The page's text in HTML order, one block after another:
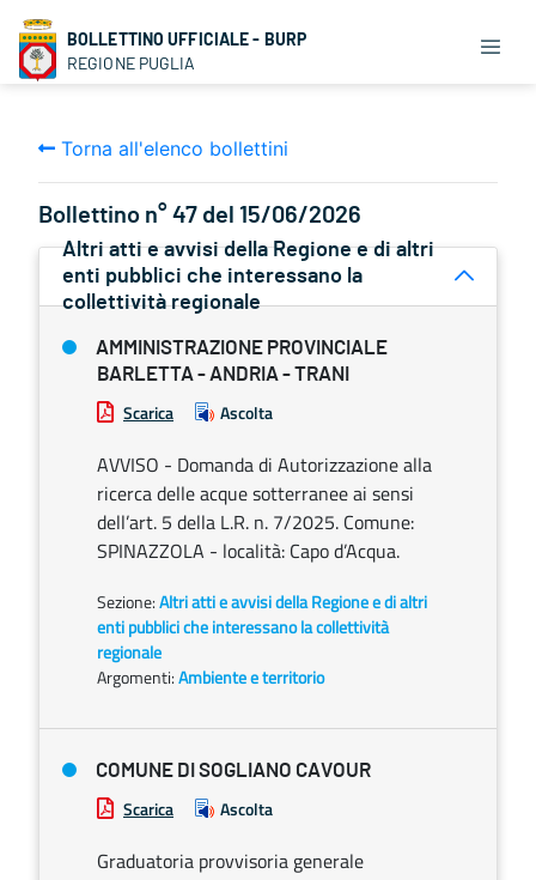
BOLLETTINO UFFICIALE - BURP
REGIONE PUGLIA
Torna all'elenco bollettini
Bollettino n° 47 del 15/06/2026
Altri atti e avvisi della Regione e di altri
enti pubblici che interessano la
collettività regionale
AMMINISTRAZIONE PROVINCIALE
BARLETTA - ANDRIA - TRANI
Scarica Ascolta
AVVISO - Domanda di Autorizzazione alla
ricerca delle acque sotterranee ai sensi
dell’art. 5 della L.R. n. 7/2025. Comune:
SPINAZZOLA - località: Capo d’Acqua.
Sezione:Altri atti e avvisi della Regione e di altri
enti pubblici che interessano la collettività
regionale
Argomenti:Ambiente e territorio
COMUNE DI SOGLIANO CAVOUR
Scarica Ascolta
Graduatoria provvisoria generale